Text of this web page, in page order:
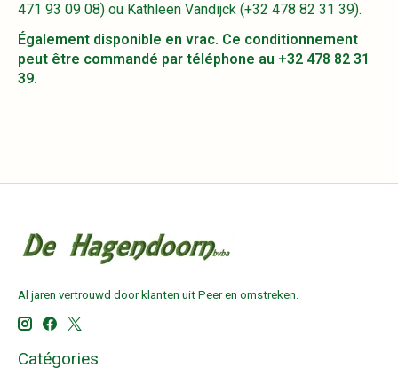
471 93 09 08) ou Kathleen Vandijck (+32 478 82 31 39).
Également disponible en vrac. Ce conditionnement
peut être commandé par téléphone au +32 478 82 31
39.
Al jaren vertrouwd door klanten uit Peer en omstreken.
Catégories